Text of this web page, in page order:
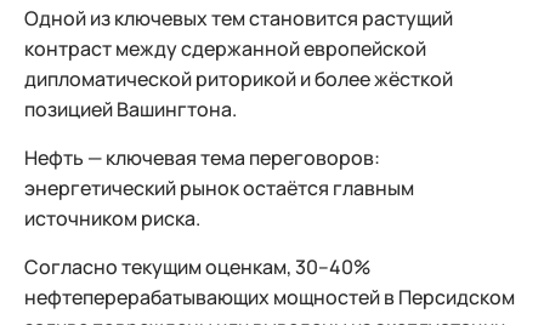
Одной из ключевых тем становится растущий
контраст между сдержанной европейской
дипломатической риторикой и более жёсткой
позицией Вашингтона.
Нефть — ключевая тема переговоров:
энергетический рынок остаётся главным
источником риска.
Согласно текущим оценкам, 30–40%
нефтеперерабатывающих мощностей в Персидском